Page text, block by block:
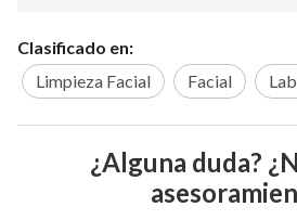
Clasificado en:
Limpieza Facial
Facial
¿Alguna duda?